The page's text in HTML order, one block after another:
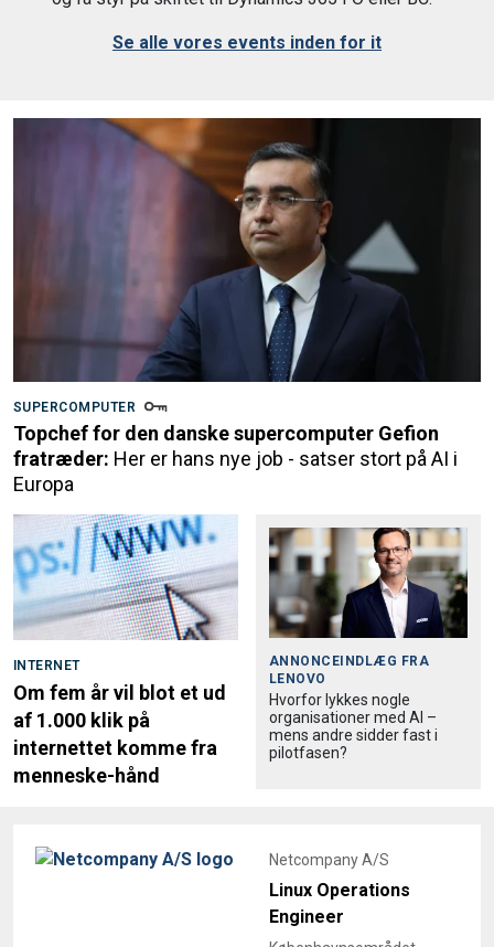
Se alle vores events inden for it
SUPERCOMPUTER
Topchef for den danske supercomputer Gefion
fratræder: Her er hans nye job - satser stort på AI i
Europa
INTERNET
Om fem år vil blot et ud
af 1.000 klik på
internettet komme fra
menneske-hånd
ANNONCEINDLÆG FRA
LENOVO
Hvorfor lykkes nogle
organisationer med AI –
mens andre sidder fast i
pilotfasen?
Netcompany A/S
Linux Operations
Engineer